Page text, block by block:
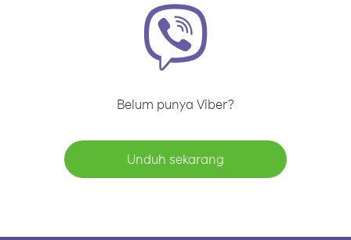
Belum punya Viber?
Unduh sekarang